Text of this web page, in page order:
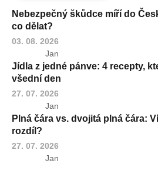
Nebezpečný škůdce míří do
co dělat?
03. 08. 2026
Jan
Jídla z jedné pánve: 4 recepty,
všední den
27. 07. 2026
Jan
Plná čára vs. dvojitá plná čára:
rozdíl?
27. 07. 2026
Jan